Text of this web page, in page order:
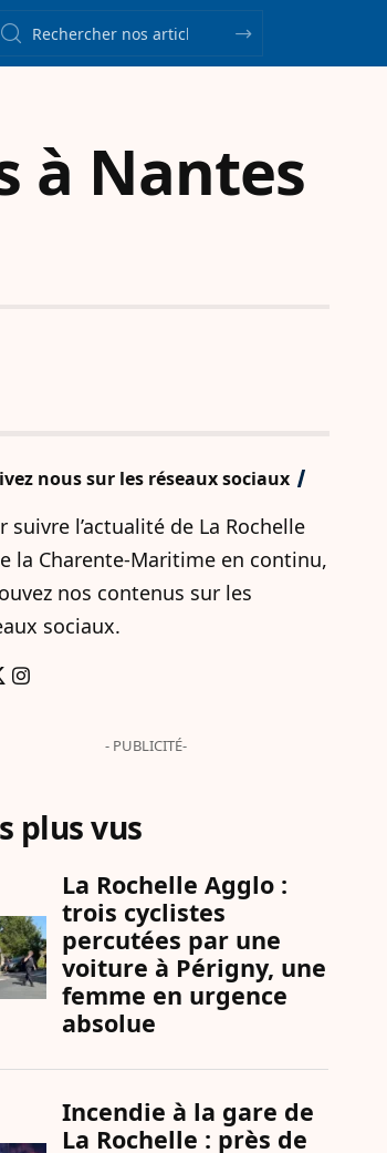
à Nantes
nous sur les réseaux sociaux
suivre l’actualité de La Rochelle
la Charente-Maritime en continu,
nos contenus sur les
sociaux.
- PUBLICITÉ-
plus vus